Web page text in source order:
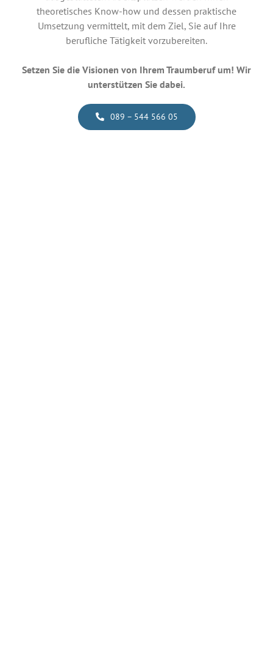
theoretisches Know-how und dessen praktische
Umsetzung vermittelt, mit dem Ziel, Sie auf Ihre
berufliche Tätigkeit vorzubereiten.
Setzen Sie die Visionen von Ihrem Traumberuf um! Wir
unterstützen Sie dabei.
089 – 544 566 05